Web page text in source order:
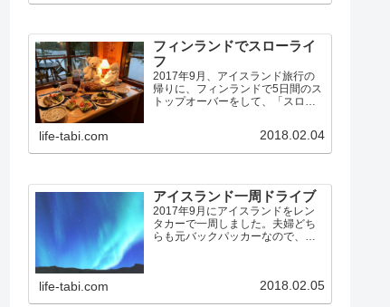
フィンランドでスローライ
フ
2017年9月、アイスランド旅行の
帰りに、フィンランドで5日間のス
トップオーバーをして、「スロー
前半は、普通の観光旅行です。後
半が、スローライフ体験です。大
life-tabi.com 2018.02.04
アイスランド一周ドライブ
2017年9月にアイスランドをレン
タカーで一周しました。夫婦どち
らも元バックパッカーなので、宿
Airbnbを利用しましたが、これは
life-tabi.com 2018.02.05